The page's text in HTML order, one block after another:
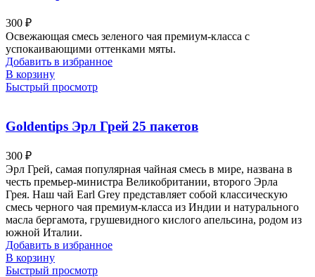
300 ₽
Освежающая смесь зеленого чая премиум-класса с
успокаивающими оттенками мяты.
Добавить в избранное
В корзину
Быстрый просмотр
Goldentips Эрл Грей 25 пакетов
300 ₽
Эрл Грей, самая популярная чайная смесь в мире, названа в
честь премьер-министра Великобритании, второго Эрла
Грея. Наш чай Earl Grey представляет собой классическую
смесь черного чая премиум-класса из Индии и натурального
масла бергамота, грушевидного кислого апельсина, родом из
южной Италии.
Добавить в избранное
В корзину
Быстрый просмотр